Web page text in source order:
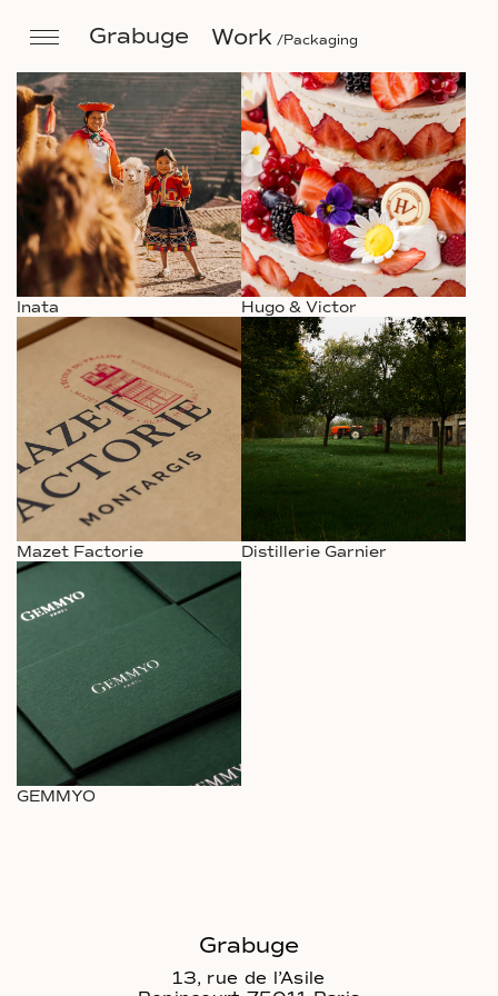
Grabuge Work Packaging
Inata Hugo & Victor
Mazet Factorie Distillerie Garnier
GEMMYO
Grabuge
13, rue de l’Asile